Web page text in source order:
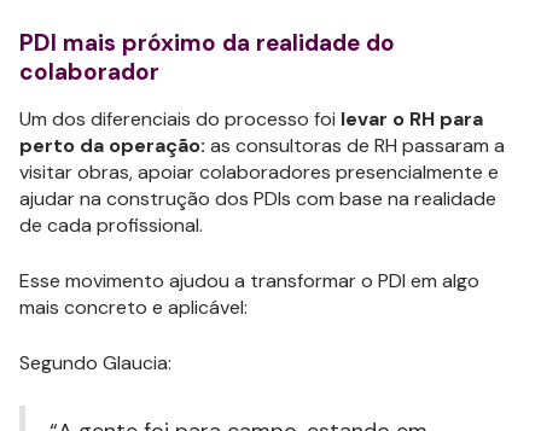
PDI mais próximo da realidade do
colaborador
Um dos diferenciais do processo foi levar o RH para
perto da operação: as consultoras de RH passaram a
visitar obras, apoiar colaboradores presencialmente e
ajudar na construção dos PDIs com base na realidade
de cada profissional.
Esse movimento ajudou a transformar o PDI em algo
mais concreto e aplicável:
Segundo Glaucia: